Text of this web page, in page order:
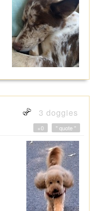
3 doggies
" quote "
+0